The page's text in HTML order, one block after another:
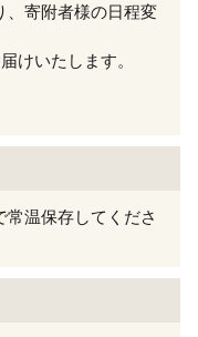
寄附者様の日程変
けいたします。
温保存してくださ